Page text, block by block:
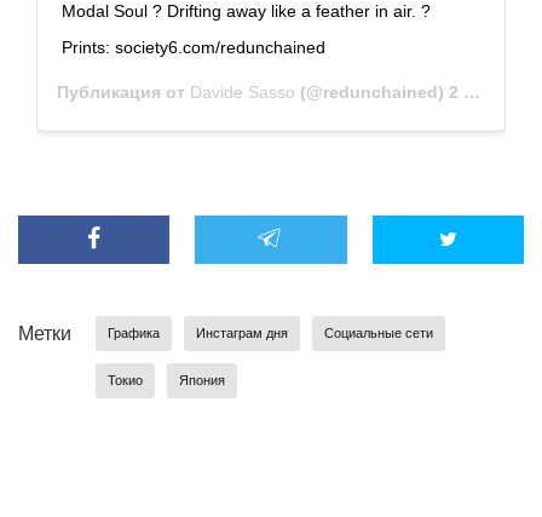
Modal Soul ? Drifting away like a feather in air. ?
Prints: society6.com/redunchained
Публикация от Davide Sasso (@redunchained) 2 Мар 2019 в 4:22 PST
Метки Графика Инстаграм дня Социальные сети
Токио Япония